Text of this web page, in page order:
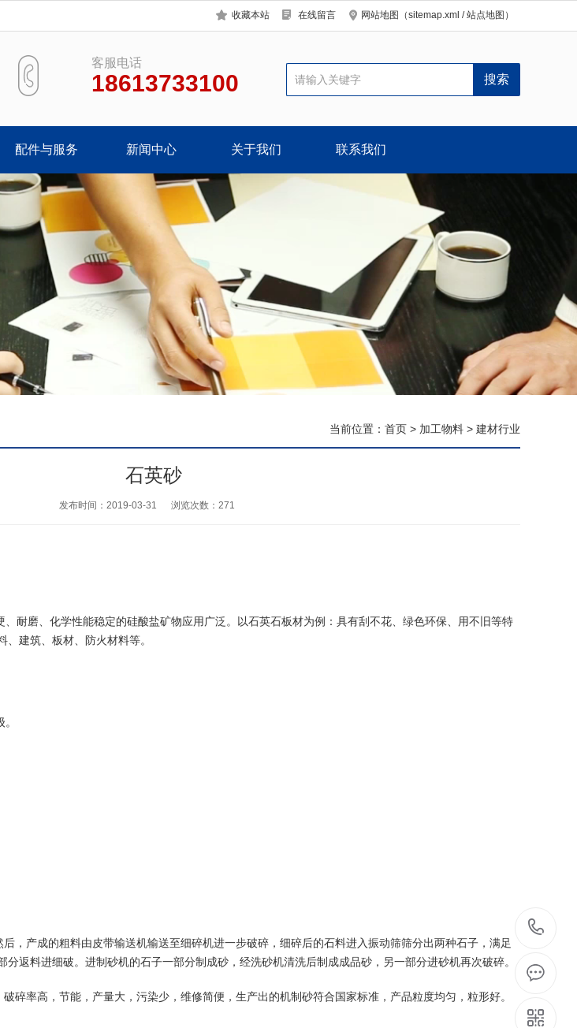
收藏本站 在线留言 网站地图（sitemap.xml /站点地图 ）
客服电话
18613733100
配件与服务 新闻中心 关于我们 联系我们
当前位置： 首页 > 加工物料 > 建材行业
石英砂
发布时间：2019-03-31 浏览次数： 271
耐磨、化学性能稳定的硅酸盐矿物应用广泛。以石英石板材为例：具有刮不花、绿色环保、用不旧等特
、建筑、板材、防火材料等。
，产成的粗料由皮带输送机输送至细碎机进一步破碎，细碎后的石料进入振动筛筛分出两种石子，满足
返料进细破。进制砂机的石子一部分制成砂，经洗砂机清洗后制成成品砂，另一部分进砂机再次破碎。
碎率高，节能，产量大，污染少，维修简便，生产出的机制砂符合国家标准，产品粒度均匀，粒形好。